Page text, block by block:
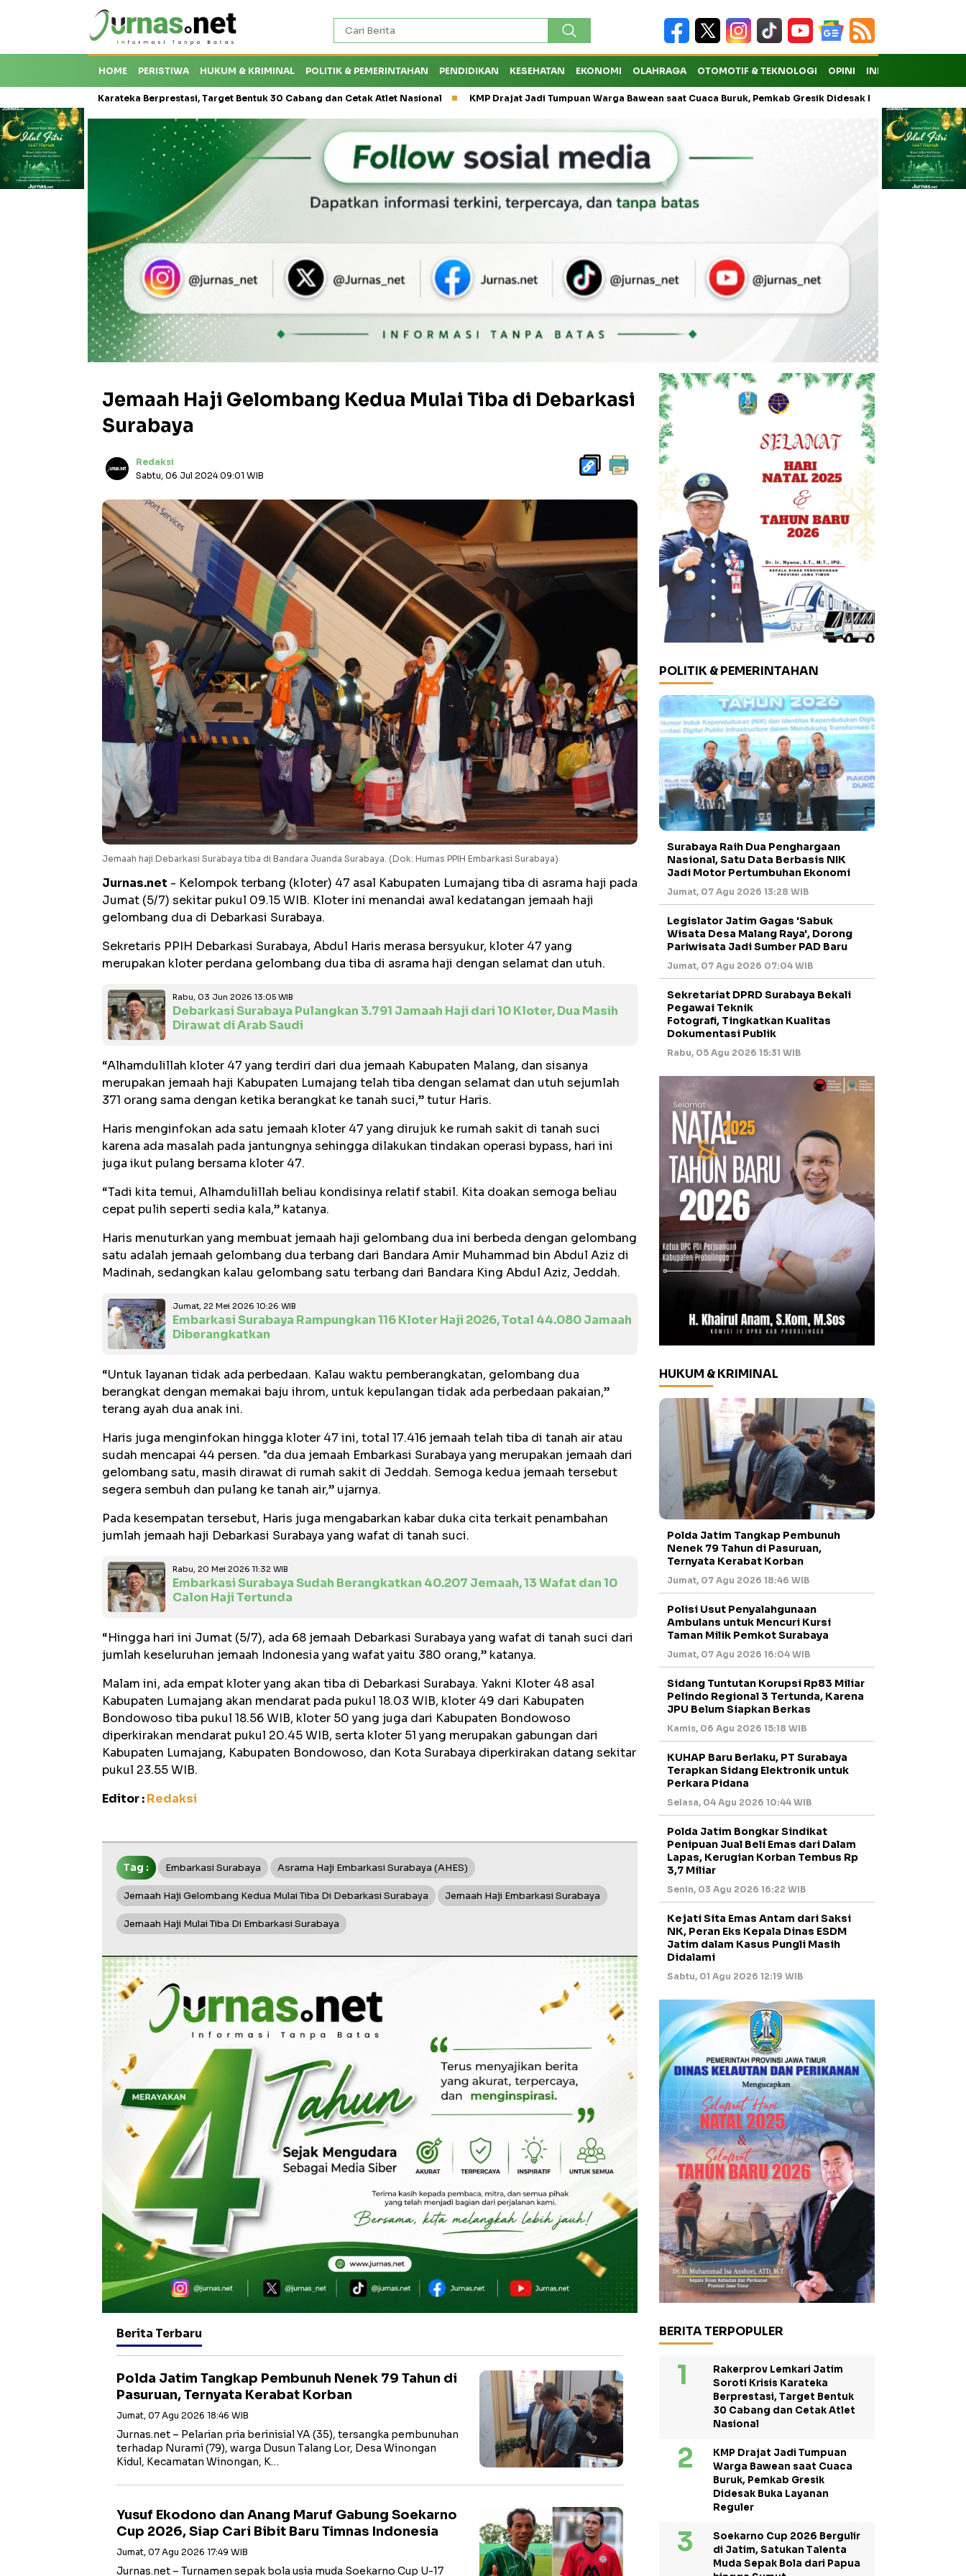
HOME PERISTIWA HUKUM & KRIMINAL POLITIK & PEMERINTAHAN PENDIDIKAN KESEHATAN EKONOMI OLAHRAGA OTOMOTIF & TEKNOLOGI OPINI INDEKS
Karateka Berprestasi, Target Bentuk 30 Cabang dan Cetak Atlet Nasional KMP Drajat Jadi Tumpuan Warga Bawean saat Cuaca Buruk, Pemkab Gresik Didesak Buka Layanan Reguler
Jemaah Haji Gelombang Kedua Mulai Tiba di Debarkasi
Surabaya
Redaksi
Sabtu, 06 Jul 2024 09:01 WIB
Jemaah haji Debarkasi Surabaya tiba di Bandara Juanda Surabaya. (Dok: Humas PPIH Embarkasi Surabaya)
Jurnas.net - Kelompok terbang (kloter) 47 asal Kabupaten Lumajang tiba di asrama haji pada
Jumat (5/7) sekitar pukul 09.15 WIB. Kloter ini menandai awal kedatangan jemaah haji
gelombang dua di Debarkasi Surabaya.
Sekretaris PPIH Debarkasi Surabaya, Abdul Haris merasa bersyukur, kloter 47 yang
merupakan kloter perdana gelombang dua tiba di asrama haji dengan selamat dan utuh.
Rabu, 03 Jun 2026 13:05 WIB
Debarkasi Surabaya Pulangkan 3.791 Jamaah Haji dari 10 Kloter, Dua Masih
Dirawat di Arab Saudi
“Alhamdulillah kloter 47 yang terdiri dari dua jemaah Kabupaten Malang, dan sisanya
merupakan jemaah haji Kabupaten Lumajang telah tiba dengan selamat dan utuh sejumlah
371 orang sama dengan ketika berangkat ke tanah suci,” tutur Haris.
Haris menginfokan ada satu jemaah kloter 47 yang dirujuk ke rumah sakit di tanah suci
karena ada masalah pada jantungnya sehingga dilakukan tindakan operasi bypass, hari ini
juga ikut pulang bersama kloter 47.
“Tadi kita temui, Alhamdulillah beliau kondisinya relatif stabil. Kita doakan semoga beliau
cepat pulih seperti sedia kala,” katanya.
Haris menuturkan yang membuat jemaah haji gelombang dua ini berbeda dengan gelombang
satu adalah jemaah gelombang dua terbang dari Bandara Amir Muhammad bin Abdul Aziz di
Madinah, sedangkan kalau gelombang satu terbang dari Bandara King Abdul Aziz, Jeddah.
Jumat, 22 Mei 2026 10:26 WIB
Embarkasi Surabaya Rampungkan 116 Kloter Haji 2026, Total 44.080 Jamaah
Diberangkatkan
“Untuk layanan tidak ada perbedaan. Kalau waktu pemberangkatan, gelombang dua
berangkat dengan memakai baju ihrom, untuk kepulangan tidak ada perbedaan pakaian,”
terang ayah dua anak ini.
Haris juga menginfokan hingga kloter 47 ini, total 17.416 jemaah telah tiba di tanah air atau
sudah mencapai 44 persen. "da dua jemaah Embarkasi Surabaya yang merupakan jemaah dari
gelombang satu, masih dirawat di rumah sakit di Jeddah. Semoga kedua jemaah tersebut
segera sembuh dan pulang ke tanah air,” ujarnya.
Pada kesempatan tersebut, Haris juga mengabarkan kabar duka cita terkait penambahan
jumlah jemaah haji Debarkasi Surabaya yang wafat di tanah suci.
Rabu, 20 Mei 2026 11:32 WIB
Embarkasi Surabaya Sudah Berangkatkan 40.207 Jemaah, 13 Wafat dan 10
Calon Haji Tertunda
“Hingga hari ini Jumat (5/7), ada 68 jemaah Debarkasi Surabaya yang wafat di tanah suci dari
jumlah keseluruhan jemaah Indonesia yang wafat yaitu 380 orang,” katanya.
Malam ini, ada empat kloter yang akan tiba di Debarkasi Surabaya. Yakni Kloter 48 asal
Kabupaten Lumajang akan mendarat pada pukul 18.03 WIB, kloter 49 dari Kabupaten
Bondowoso tiba pukul 18.56 WIB, kloter 50 yang juga dari Kabupaten Bondowoso
diperkirakan mendarat pukul 20.45 WIB, serta kloter 51 yang merupakan gabungan dari
Kabupaten Lumajang, Kabupaten Bondowoso, dan Kota Surabaya diperkirakan datang sekitar
pukul 23.55 WIB.
Editor :Redaksi
Tag : Embarkasi Surabaya Asrama Haji Embarkasi Surabaya (AHES)
Jemaah Haji Gelombang Kedua Mulai Tiba Di Debarkasi Surabaya Jemaah Haji Embarkasi Surabaya
Jemaah Haji Mulai Tiba Di Embarkasi Surabaya
Berita Terbaru
Polda Jatim Tangkap Pembunuh Nenek 79 Tahun di
Pasuruan, Ternyata Kerabat Korban
Jumat, 07 Agu 2026 18:46 WIB
Jurnas.net – Pelarian pria berinisial YA (35), tersangka pembunuhan
terhadap Nurami (79), warga Dusun Talang Lor, Desa Winongan
Kidul, Kecamatan Winongan, K…
Yusuf Ekodono dan Anang Maruf Gabung Soekarno
Cup 2026, Siap Cari Bibit Baru Timnas Indonesia
Jumat, 07 Agu 2026 17:49 WIB
Jurnas.net – Turnamen sepak bola usia muda Soekarno Cup U-17
POLITIK & PEMERINTAHAN
Surabaya Raih Dua Penghargaan
Nasional, Satu Data Berbasis NIK
Jadi Motor Pertumbuhan Ekonomi
Jumat, 07 Agu 2026 13:28 WIB
Legislator Jatim Gagas 'Sabuk
Wisata Desa Malang Raya', Dorong
Pariwisata Jadi Sumber PAD Baru
Jumat, 07 Agu 2026 07:04 WIB
Sekretariat DPRD Surabaya Bekali
Pegawai Teknik
Fotografi, Tingkatkan Kualitas
Dokumentasi Publik
Rabu, 05 Agu 2026 15:31 WIB
HUKUM & KRIMINAL
Polda Jatim Tangkap Pembunuh
Nenek 79 Tahun di Pasuruan,
Ternyata Kerabat Korban
Jumat, 07 Agu 2026 18:46 WIB
Polisi Usut Penyalahgunaan
Ambulans untuk Mencuri Kursi
Taman Milik Pemkot Surabaya
Jumat, 07 Agu 2026 16:04 WIB
Sidang Tuntutan Korupsi Rp83 Miliar
Pelindo Regional 3 Tertunda, Karena
JPU Belum Siapkan Berkas
Kamis, 06 Agu 2026 15:18 WIB
KUHAP Baru Berlaku, PT Surabaya
Terapkan Sidang Elektronik untuk
Perkara Pidana
Selasa, 04 Agu 2026 10:44 WIB
Polda Jatim Bongkar Sindikat
Penipuan Jual Beli Emas dari Dalam
Lapas, Kerugian Korban Tembus Rp
3,7 Miliar
Senin, 03 Agu 2026 16:22 WIB
Kejati Sita Emas Antam dari Saksi
NK, Peran Eks Kepala Dinas ESDM
Jatim dalam Kasus Pungli Masih
Didalami
Sabtu, 01 Agu 2026 12:19 WIB
BERITA TERPOPULER
Rakerprov Lemkari Jatim
Soroti Krisis Karateka
Berprestasi, Target Bentuk
30 Cabang dan Cetak Atlet
Nasional
KMP Drajat Jadi Tumpuan
Warga Bawean saat Cuaca
Buruk, Pemkab Gresik
Didesak Buka Layanan
Reguler
Soekarno Cup 2026 Bergulir
di Jatim, Satukan Talenta
Muda Sepak Bola dari Papua